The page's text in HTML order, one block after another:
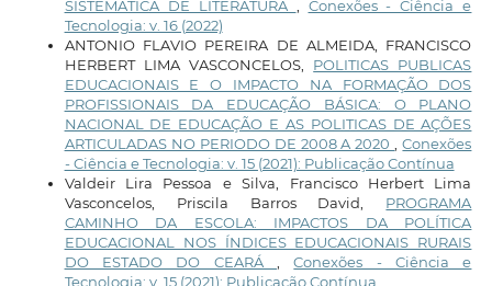
SISTEMÁTICA DE LITERATURA , Conexões - Ciência e
Tecnologia: v. 16 (2022)
ANTONIO FLAVIO PEREIRA DE ALMEIDA, FRANCISCO
HERBERT LIMA VASCONCELOS, POLITICAS PUBLICAS
EDUCACIONAIS E O IMPACTO NA FORMAÇÃO DOS
PROFISSIONAIS DA EDUCAÇÃO BÁSICA: O PLANO
NACIONAL DE EDUCAÇÃO E AS POLITICAS DE AÇÕES
ARTICULADAS NO PERIODO DE 2008 A 2020,Conexões
- Ciência e Tecnologia: v. 15 (2021): Publicação Contínua
Valdeir Lira Pessoa e Silva, Francisco Herbert Lima
Vasconcelos, Priscila Barros David, PROGRAMA
CAMINHO DA ESCOLA: IMPACTOS DA POLÍTICA
EDUCACIONAL NOS ÍNDICES EDUCACIONAIS RURAIS
DO ESTADO DO CEARÁ ,Conexões - Ciência e
Tecnologia: v. 15 (2021): Publicação Contínua